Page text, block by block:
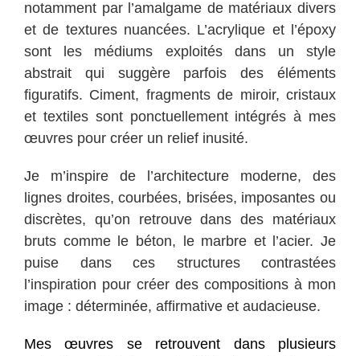
notamment par l’amalgame de matériaux divers
et de textures nuancées. L’acrylique et l’époxy
sont les médiums exploités dans un style
abstrait qui suggère parfois des éléments
figuratifs. Ciment, fragments de miroir, cristaux
et textiles sont ponctuellement intégrés à mes
œuvres pour créer un relief inusité.
Je m’inspire de l’architecture moderne, des
lignes droites, courbées, brisées, imposantes ou
discrètes, qu’on retrouve dans des matériaux
bruts comme le béton, le marbre et l’acier. Je
puise dans ces structures contrastées
l’inspiration pour créer des compositions à mon
image : déterminée, affirmative et audacieuse.
Mes œuvres se retrouvent dans plusieurs